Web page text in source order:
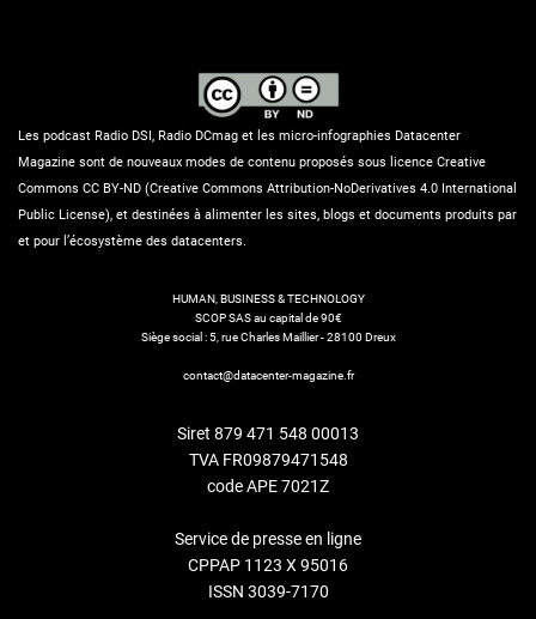
Les podcast Radio DSI, Radio DCmag et les micro-infographies Datacenter
Magazine sont de nouveaux modes de contenu proposés sous licence Creative
Commons CC BY-ND (Creative Commons Attribution-NoDerivatives 4.0 International
Public License), et destinées à alimenter les sites, blogs et documents produits par
et pour l’écosystème des datacenters.
HUMAN, BUSINESS & TECHNOLOGY
SCOP SAS au capital de 90€
Siège social : 5, rue Charles Maillier - 28100 Dreux
contact@datacenter-magazine.fr
Siret 879 471 548 00013
TVA FR09879471548
code APE 7021Z
Service de presse en ligne
CPPAP 1123 X 95016
ISSN 3039-7170